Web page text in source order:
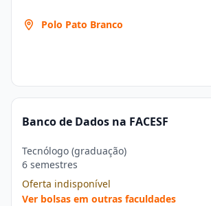
Polo Pato Branco
Banco de Dados na FACESF
Tecnólogo (graduação)
6 semestres
Oferta indisponível
Ver bolsas em outras faculdades